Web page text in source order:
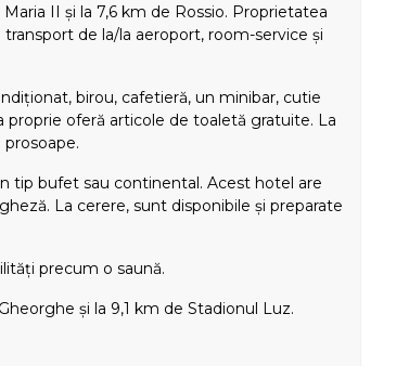
II și la 7,6 km de Rossio. Proprietatea
de la/la aeroport, room-service și
birou, cafetieră, un minibar, cutie
proprie oferă articole de toaletă gratuite. La
tip bufet sau continental. Acest hotel are
La cerere, sunt disponibile și preparate
precum o saună.
și la 9,1 km de Stadionul Luz.